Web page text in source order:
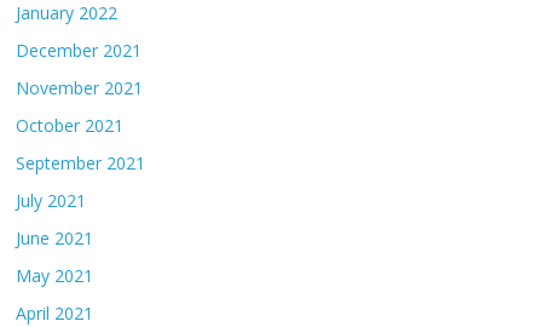
January 2022
December 2021
November 2021
October 2021
September 2021
July 2021
June 2021
May 2021
April 2021